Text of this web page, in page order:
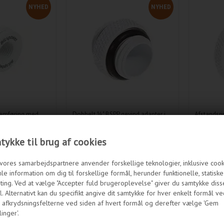
til brug af cookies
samarbejdspartnere anvender forskellige teknologier, inklusive
information om dig til forskellige formål, herunder funktionelle,
Ved at vælge "Accepter fuld brugeroplevelse" giver du samtykke
Alternativt kan du specifikt angive dit samtykke for hver enkelt formål
afkrydsningsfelterne ved siden af hvert formål og derefter vælge 'Gem
NYHED
med
gevind.
DKK
LAGER
NYHED
Dobbelt ¼" BSPP gevind adapter i
69,95 DKK
IKKE PÅ LAGER